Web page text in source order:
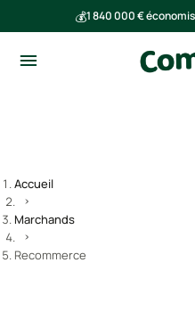
💰1 840 000 €
Accueil
Marchands
Recommerce